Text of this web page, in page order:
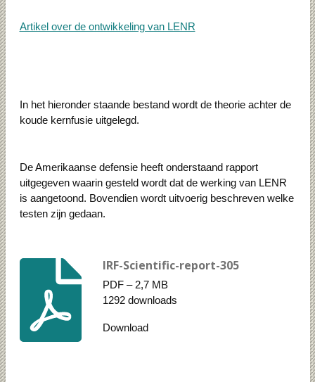
Artikel over de ontwikkeling van LENR
In het hieronder staande bestand wordt de theorie achter de
koude kernfusie uitgelegd.
De Amerikaanse defensie heeft onderstaand rapport
uitgegeven waarin gesteld wordt dat de werking van LENR
is aangetoond. Bovendien wordt uitvoerig beschreven welke
testen zijn gedaan.
IRF-Scientific-report-305
PDF – 2,7 MB
1292 downloads
Download